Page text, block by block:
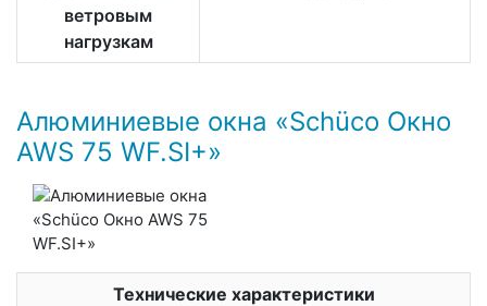
ветровым
нагрузкам
Алюминиевые окна «Schüco Окно
AWS 75 WF.SI+»
Технические характеристики